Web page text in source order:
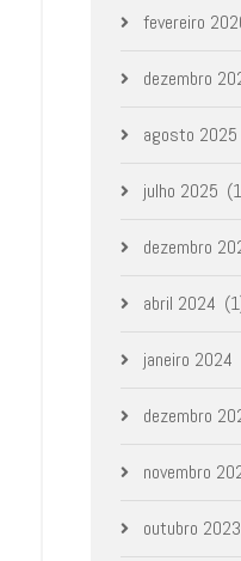
fevereiro
dezembro
agosto 2025
julho 2025
dezembro
abril 2024
janeiro 2024
dezembro
novembro
outubro 2023